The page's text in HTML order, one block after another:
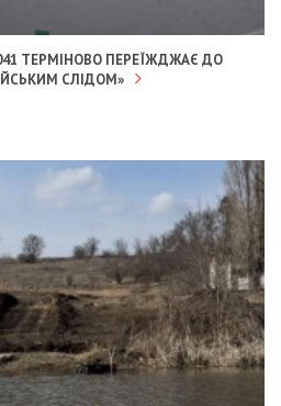
ТЕРМІНОВО ПЕРЕЇЖДЖАЄ ДО
СЛІДОМ»